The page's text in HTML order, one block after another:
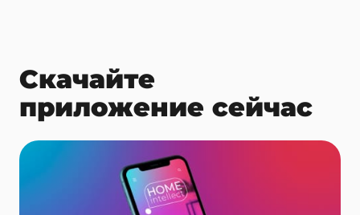
Скачайте
приложение сейчас